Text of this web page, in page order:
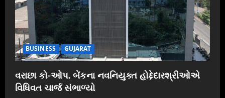
BUSINESS GUJARAT
વરાછા કો-ઓપ. બેંકના નવનિયુક્ત હોદ્દેદારશ્રીઓએ
વિધિવત ચાર્જ સંભાળ્યો